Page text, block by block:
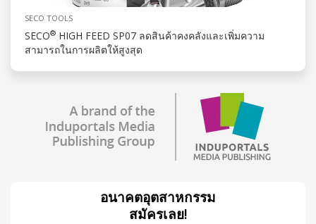
SECO TOOLS
SECO® HIGH FEED SP07 ลดสินค้าคงคลังและเพิ่มความ
สามารถในการผลิตให้สูงสุด
อนาคตอุตสาหกรรม
สมัครเลย!